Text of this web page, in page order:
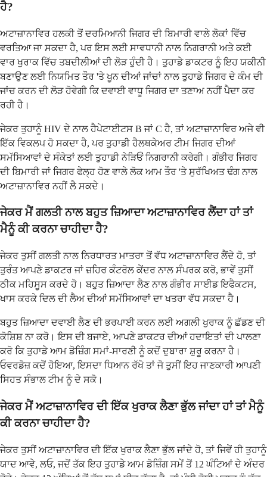
ਹੈ?
ਅਟਾਜ਼ਾਨਾਵਿਰ ਹਲਕੀ ਤੋਂ ਦਰਮਿਆਨੀ ਜਿਗਰ ਦੀ ਬਿਮਾਰੀ ਵਾਲੇ ਲੋਕਾਂ ਵਿੱਚ
ਵਰਤਿਆ ਜਾ ਸਕਦਾ ਹੈ, ਪਰ ਇਸ ਲਈ ਸਾਵਧਾਨੀ ਨਾਲ ਨਿਗਰਾਨੀ ਅਤੇ ਕਈ
ਵਾਰ ਖੁਰਾਕ ਵਿੱਚ ਤਬਦੀਲੀਆਂ ਦੀ ਲੋੜ ਹੁੰਦੀ ਹੈ। ਤੁਹਾਡੇ ਡਾਕਟਰ ਨੂੰ ਇਹ ਯਕੀਨੀ
ਬਣਾਉਣ ਲਈ ਨਿਯਮਿਤ ਤੌਰ 'ਤੇ ਖੂਨ ਦੀਆਂ ਜਾਂਚਾਂ ਨਾਲ ਤੁਹਾਡੇ ਜਿਗਰ ਦੇ ਕੰਮ ਦੀ
ਜਾਂਚ ਕਰਨ ਦੀ ਲੋੜ ਹੋਵੇਗੀ ਕਿ ਦਵਾਈ ਵਾਧੂ ਜਿਗਰ ਦਾ ਤਣਾਅ ਨਹੀਂ ਪੈਦਾ ਕਰ
ਰਹੀ ਹੈ।
ਜੇਕਰ ਤੁਹਾਨੂੰ HIV ਦੇ ਨਾਲ ਹੈਪੇਟਾਈਟਸ B ਜਾਂ C ਹੈ, ਤਾਂ ਅਟਾਜ਼ਾਨਾਵਿਰ ਅਜੇ ਵੀ
ਇੱਕ ਵਿਕਲਪ ਹੋ ਸਕਦਾ ਹੈ, ਪਰ ਤੁਹਾਡੀ ਹੈਲਥਕੇਅਰ ਟੀਮ ਜਿਗਰ ਦੀਆਂ
ਸਮੱਸਿਆਵਾਂ ਦੇ ਸੰਕੇਤਾਂ ਲਈ ਤੁਹਾਡੀ ਨੇੜਿਓਂ ਨਿਗਰਾਨੀ ਕਰੇਗੀ। ਗੰਭੀਰ ਜਿਗਰ
ਦੀ ਬਿਮਾਰੀ ਜਾਂ ਜਿਗਰ ਫੇਲ੍ਹ ਹੋਣ ਵਾਲੇ ਲੋਕ ਆਮ ਤੌਰ 'ਤੇ ਸੁਰੱਖਿਅਤ ਢੰਗ ਨਾਲ
ਅਟਾਜ਼ਾਨਾਵਿਰ ਨਹੀਂ ਲੈ ਸਕਦੇ।
ਜੇਕਰ ਮੈਂ ਗਲਤੀ ਨਾਲ ਬਹੁਤ ਜ਼ਿਆਦਾ ਅਟਾਜ਼ਾਨਾਵਿਰ ਲੈਂਦਾ ਹਾਂ ਤਾਂ
ਮੈਨੂੰ ਕੀ ਕਰਨਾ ਚਾਹੀਦਾ ਹੈ?
ਜੇਕਰ ਤੁਸੀਂ ਗਲਤੀ ਨਾਲ ਨਿਰਧਾਰਤ ਮਾਤਰਾ ਤੋਂ ਵੱਧ ਅਟਾਜ਼ਾਨਾਵਿਰ ਲੈਂਦੇ ਹੋ, ਤਾਂ
ਤੁਰੰਤ ਆਪਣੇ ਡਾਕਟਰ ਜਾਂ ਜ਼ਹਿਰ ਕੰਟਰੋਲ ਕੇਂਦਰ ਨਾਲ ਸੰਪਰਕ ਕਰੋ, ਭਾਵੇਂ ਤੁਸੀਂ
ਠੀਕ ਮਹਿਸੂਸ ਕਰਦੇ ਹੋ। ਬਹੁਤ ਜ਼ਿਆਦਾ ਲੈਣ ਨਾਲ ਗੰਭੀਰ ਸਾਈਡ ਇਫੈਕਟਸ,
ਖਾਸ ਕਰਕੇ ਦਿਲ ਦੀ ਲੈਅ ਦੀਆਂ ਸਮੱਸਿਆਵਾਂ ਦਾ ਖਤਰਾ ਵੱਧ ਸਕਦਾ ਹੈ।
ਬਹੁਤ ਜ਼ਿਆਦਾ ਦਵਾਈ ਲੈਣ ਦੀ ਭਰਪਾਈ ਕਰਨ ਲਈ ਅਗਲੀ ਖੁਰਾਕ ਨੂੰ ਛੱਡਣ ਦੀ
ਕੋਸ਼ਿਸ਼ ਨਾ ਕਰੋ। ਇਸ ਦੀ ਬਜਾਏ, ਆਪਣੇ ਡਾਕਟਰ ਦੀਆਂ ਹਦਾਇਤਾਂ ਦੀ ਪਾਲਣਾ
ਕਰੋ ਕਿ ਤੁਹਾਡੇ ਆਮ ਡੋਜ਼ਿੰਗ ਸਮਾਂ-ਸਾਰਣੀ ਨੂੰ ਕਦੋਂ ਦੁਬਾਰਾ ਸ਼ੁਰੂ ਕਰਨਾ ਹੈ।
ਓਵਰਡੋਜ਼ ਕਦੋਂ ਹੋਇਆ, ਇਸਦਾ ਧਿਆਨ ਰੱਖੋ ਤਾਂ ਜੋ ਤੁਸੀਂ ਇਹ ਜਾਣਕਾਰੀ ਆਪਣੀ
ਸਿਹਤ ਸੰਭਾਲ ਟੀਮ ਨੂੰ ਦੇ ਸਕੋ।
ਜੇਕਰ ਮੈਂ ਅਟਾਜ਼ਾਨਾਵਿਰ ਦੀ ਇੱਕ ਖੁਰਾਕ ਲੈਣਾ ਭੁੱਲ ਜਾਂਦਾ ਹਾਂ ਤਾਂ ਮੈਨੂੰ
ਕੀ ਕਰਨਾ ਚਾਹੀਦਾ ਹੈ?
ਜੇਕਰ ਤੁਸੀਂ ਅਟਾਜ਼ਾਨਾਵਿਰ ਦੀ ਇੱਕ ਖੁਰਾਕ ਲੈਣਾ ਭੁੱਲ ਜਾਂਦੇ ਹੋ, ਤਾਂ ਜਿਵੇਂ ਹੀ ਤੁਹਾਨੂੰ
ਯਾਦ ਆਵੇ, ਲਓ, ਜਦੋਂ ਤੱਕ ਇਹ ਤੁਹਾਡੇ ਆਮ ਡੋਜ਼ਿੰਗ ਸਮੇਂ ਤੋਂ 12 ਘੰਟਿਆਂ ਦੇ ਅੰਦਰ